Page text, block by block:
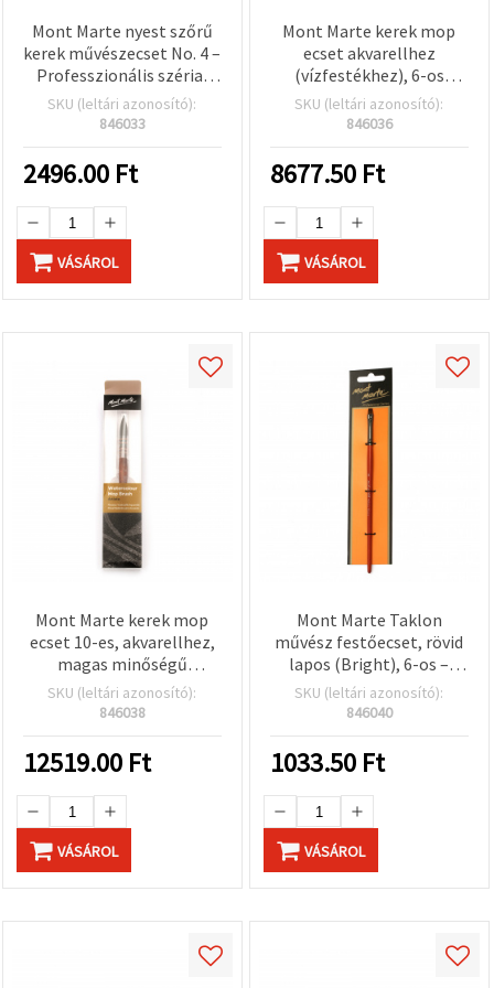
Mont Marte nyest szőrű
kerek művészecset No. 4 –
Professzionális széria,
akvarellfestékhez
SKU (leltári azonosító):
846033
2496.00 Ft
VÁSÁROL
Mont Marte kerek mop
ecset akvarellhez
(vízfestékhez), 6-os
méret, magas minőségű
szintetikus szálak
SKU (leltári azonosító):
846036
8677.50 Ft
VÁSÁROL
Mont Marte kerek mop
ecset 10-es, akvarellhez,
magas minőségű
szintetikus szálakkal
SKU (leltári azonosító):
846038
12519.00 Ft
VÁSÁROL
Mont Marte Taklon
művész festőecset, rövid
lapos (Bright), 6-os –
szintetikus szál,
kitöltéshez és
kalligráfiához
SKU (leltári azonosító):
846040
1033.50 Ft
VÁSÁROL